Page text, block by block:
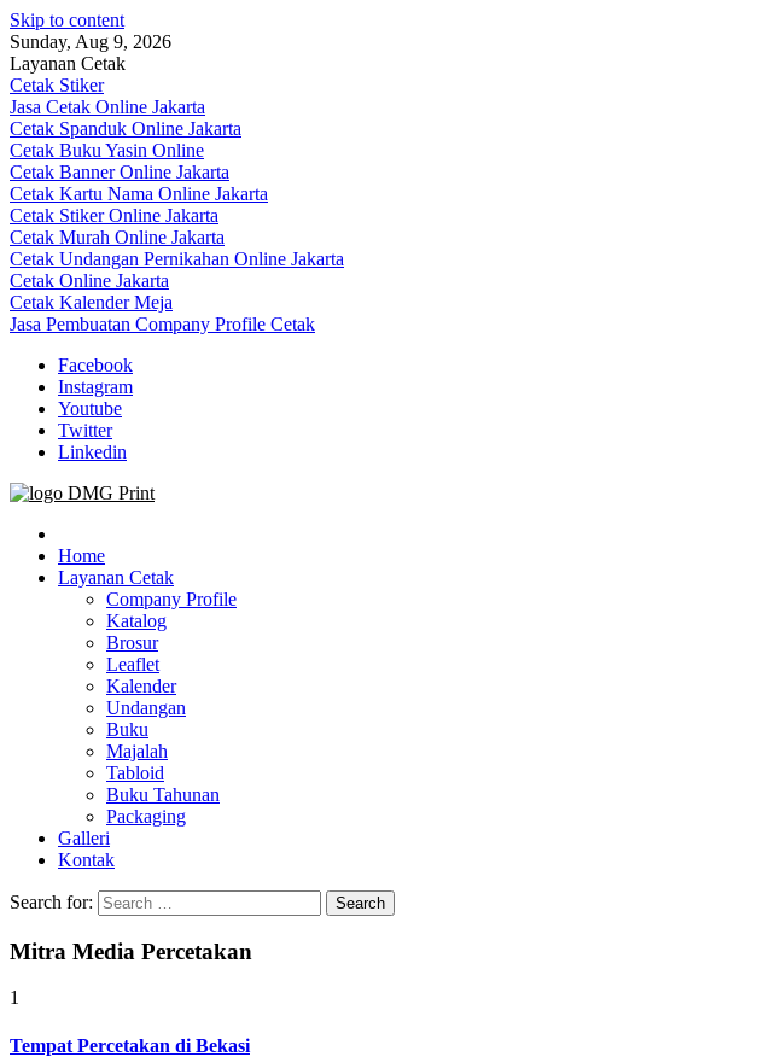
Skip to content
Sunday, Aug 9, 2026
Layanan Cetak
Cetak Stiker
Jasa Cetak Online Jakarta
Cetak Spanduk Online Jakarta
Cetak Buku Yasin Online
Cetak Banner Online Jakarta
Cetak Kartu Nama Online Jakarta
Cetak Stiker Online Jakarta
Cetak Murah Online Jakarta
Cetak Undangan Pernikahan Online Jakarta
Cetak Online Jakarta
Cetak Kalender Meja
Jasa Pembuatan Company Profile Cetak
Facebook
Instagram
Youtube
Twitter
Linkedin
Jasa Cetak Online DMG Printing
Home
Layanan Cetak
Company Profile
Katalog
Brosur
Leaflet
Kalender
Undangan
Buku
Majalah
Tabloid
Buku Tahunan
Packaging
Galleri
Kontak
Search for:
Mitra Media Percetakan
1
Tempat Percetakan di Bekasi